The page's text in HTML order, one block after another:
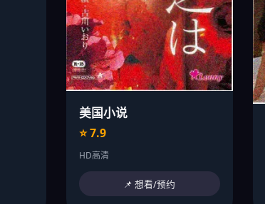
美国小说
⭐ 7.9
HD高清
📌 想看/预约